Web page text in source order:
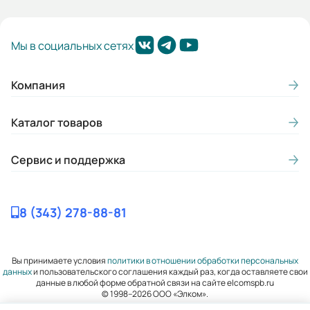
2/1
Срок службы, лет:
Габариты (ШхВхГ, м):
Мы в социальных сетях
Компания
Каталог товаров
Сервис и поддержка
8 (343) 278-88-81
Вы принимаете условияполитики в отношении обработки персональных
данныхи пользовательского соглашения каждый раз, когда оставляете свои
данные в любой форме обратной связи на сайте elcomspb.ru
© 1998–2026 ООО «Элком».